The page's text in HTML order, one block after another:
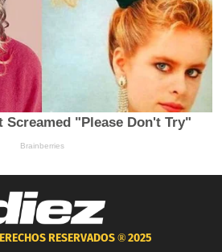
RESERVADOS ®2025